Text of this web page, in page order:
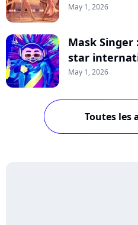
May 1, 2026
Mask
star
May 1, 2026
Toutes les